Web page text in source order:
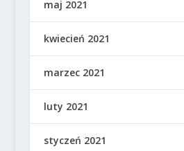
maj 2021
kwiecień 2021
marzec 2021
luty 2021
styczeń 2021